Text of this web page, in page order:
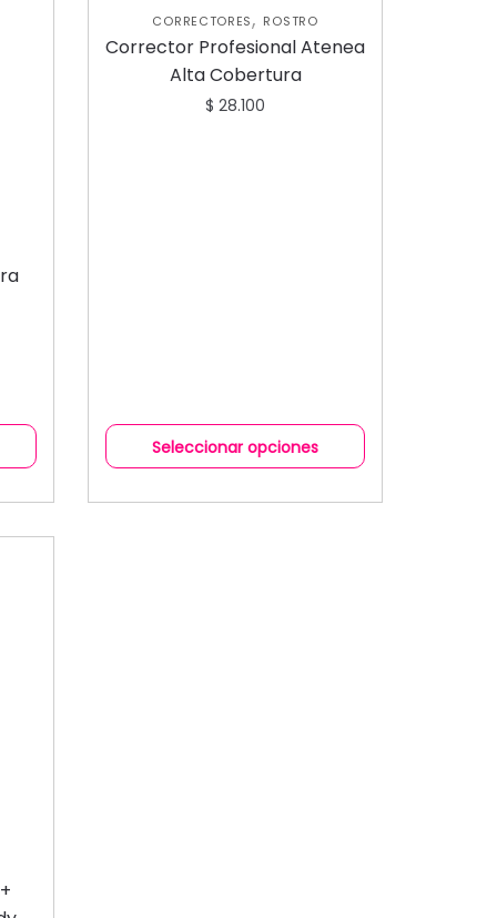
CORRECTORES, ROSTRO
Corrector Profesional Atenea
Alta Cobertura
$ 28.100
Seleccionar opciones